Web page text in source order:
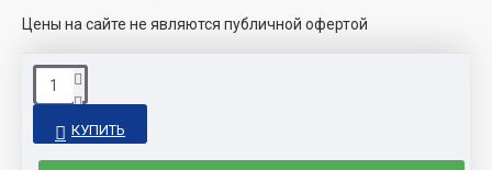
Цены на сайте не являются публичной офертой
КУПИТЬ